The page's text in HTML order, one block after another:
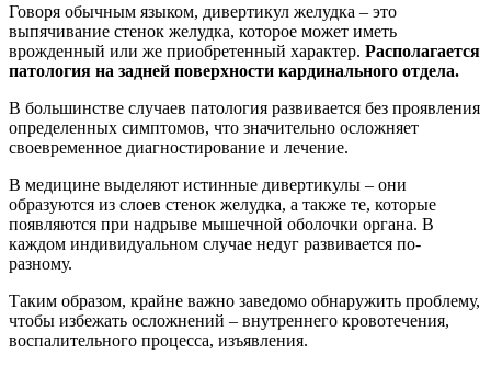
Говоря обычным языком, дивертикул желудка – это
выпячивание стенок желудка, которое может иметь
врожденный или же приобретенный характер. Располагается
патология на задней поверхности кардинального отдела.
В большинстве случаев патология развивается без проявления
определенных симптомов, что значительно осложняет
своевременное диагностирование и лечение.
В медицине выделяют истинные дивертикулы – они
образуются из слоев стенок желудка, а также те, которые
появляются при надрыве мышечной оболочки органа. В
каждом индивидуальном случае недуг развивается по-
разному.
Таким образом, крайне важно заведомо обнаружить проблему,
чтобы избежать осложнений – внутреннего кровотечения,
воспалительного процесса, изъявления.